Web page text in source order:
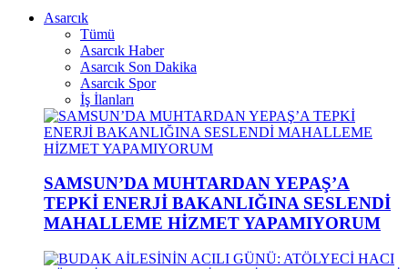
Asarcık
Tümü
Asarcık Haber
Asarcık Son Dakika
Asarcık Spor
İş İlanları
SAMSUN’DA MUHTARDAN YEPAŞ’A
TEPKİ ENERJİ BAKANLIĞINA SESLENDİ
MAHALLEME HİZMET YAPAMIYORUM